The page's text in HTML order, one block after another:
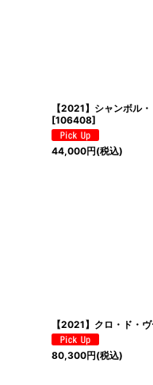
【2021】シャンボル
[106408]
44,000円(税込)
【2021】クロ・ド・
80,300円(税込)